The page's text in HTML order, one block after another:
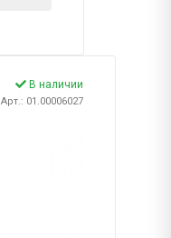
В наличии
Арт.: 01.00006027